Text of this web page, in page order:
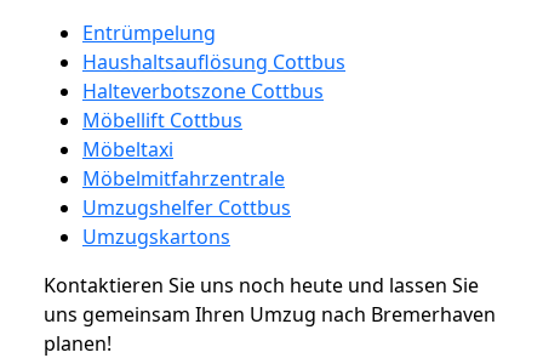
Entrümpelung
Haushaltsauflösung Cottbus
Halteverbotszone Cottbus
Möbellift Cottbus
Möbeltaxi
Möbelmitfahrzentrale
Umzugshelfer Cottbus
Umzugskartons
Kontaktieren Sie uns noch heute und lassen Sie
uns gemeinsam Ihren Umzug nach Bremerhaven
planen!